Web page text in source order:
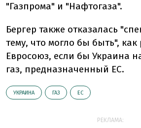
"Газпрома" и "Нафтогаза".
Бергер также отказалась
тему, что могло бы быть",
Евросоюз, если бы Украина
газ, предназначенный ЕС.
УКРАИНА ГАЗ ЕС
РЕКЛАМА: